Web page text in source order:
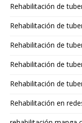
Rehabilitación de
Rehabilitación de
Rehabilitación de
Rehabilitación de
Rehabilitación de
Rehabilitación en